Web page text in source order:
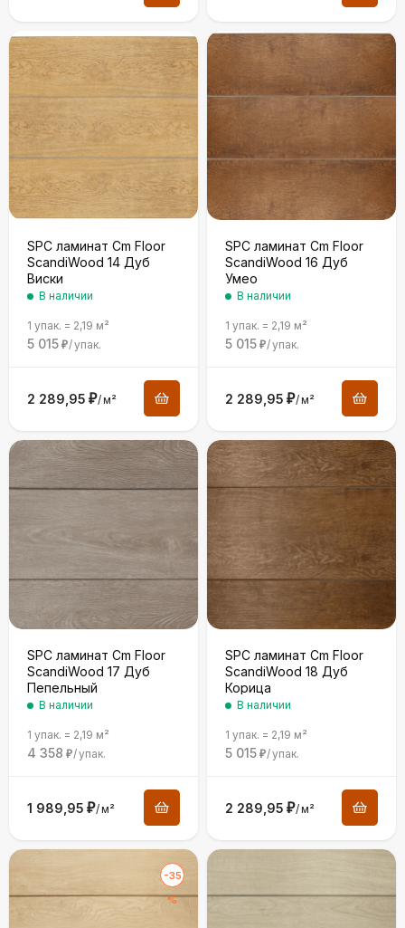
SPC ламинат Cm Floor
ScandiWood 14 Дуб
Виски
В наличии
1 упак. = 2,19 м²
5 015 ₽/упак.
2 289,95 ₽/м²
SPC ламинат Cm Floor
ScandiWood 16 Дуб
Умео
В наличии
1 упак. = 2,19 м²
5 015 ₽/упак.
2 289,95 ₽/м²
SPC ламинат Cm Floor
ScandiWood 17 Дуб
Пепельный
В наличии
1 упак. = 2,19 м²
4 358 ₽/упак.
1 989,95 ₽/м²
SPC ламинат Cm Floor
ScandiWood 18 Дуб
Корица
В наличии
1 упак. = 2,19 м²
5 015 ₽/упак.
2 289,95 ₽/м²
-35
%